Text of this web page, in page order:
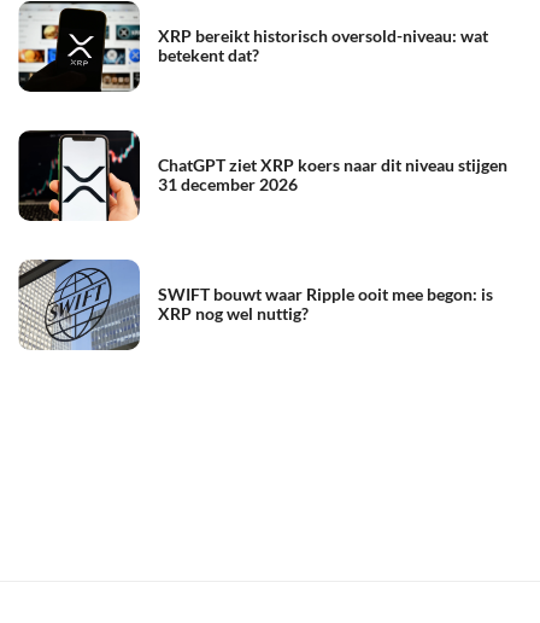
XRP bereikt historisch oversold-niveau: wat
betekent dat?
ChatGPT ziet XRP koers naar dit niveau stijgen
31 december 2026
SWIFT bouwt waar Ripple ooit mee begon: is
XRP nog wel nuttig?